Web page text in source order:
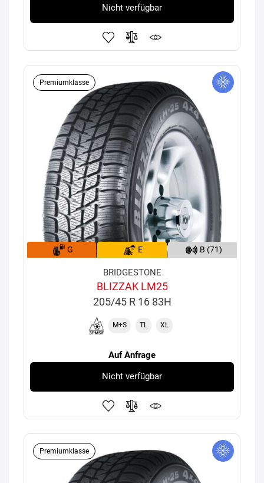
Nicht verfügbar
Premiumklasse
G E B (71)
BRIDGESTONE
BLIZZAK LM25
205/45 R 16 83H
M+S TL XL
Auf Anfrage
Nicht verfügbar
Premiumklasse